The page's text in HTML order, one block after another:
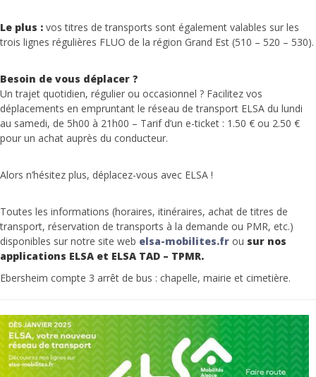
Le plus : vos titres de transports sont également valables sur les
trois lignes régulières FLUO de la région Grand Est (510 – 520 – 530).
Besoin de vous déplacer ?
Un trajet quotidien, régulier ou occasionnel ? Facilitez vos
déplacements en empruntant le réseau de transport ELSA du lundi
au samedi, de 5h00 à 21h00 – Tarif d’un e-ticket : 1.50 € ou 2.50 €
pour un achat auprès du conducteur.
Alors n’hésitez plus, déplacez-vous avec ELSA !
Toutes les informations (horaires, itinéraires, achat de titres de
transport, réservation de transports à la demande ou PMR, etc.)
disponibles sur notre site web elsa-mobilites.fr ou sur nos
applications ELSA et ELSA TAD – TPMR.
Ebersheim compte 3 arrêt de bus : chapelle, mairie et cimetière.